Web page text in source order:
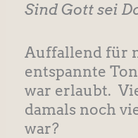
Sind Gott sei
Auffallend für
entspannte
war erlaubt.
damals noch
war?